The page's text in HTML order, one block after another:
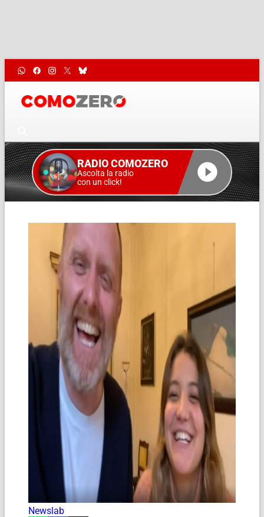
RADIO COMOZERO
Ascolta la radio
con un click!
Newslab